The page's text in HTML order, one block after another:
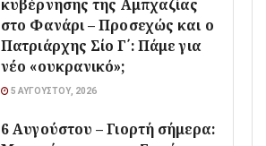
κυβέρνησης της Αμπχαζίας
στο Φανάρι – Προσεχώς και ο
Πατριάρχης Σίο Γ΄: Πάμε για
νέο «ουκρανικό»;
5 ΑΥΓΟΎΣΤΟΥ, 2026
6 Αυγούστου – Γιορτή σήμερα: